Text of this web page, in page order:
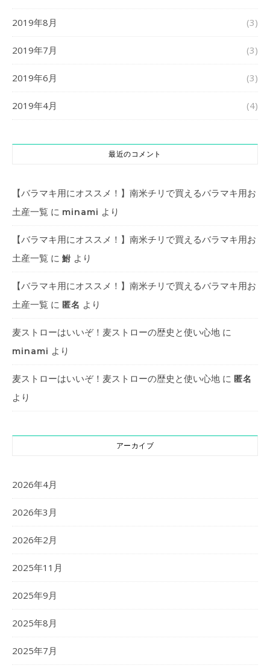
2019年8月 (3)
2019年7月 (3)
2019年6月 (3)
2019年4月 (4)
最近のコメント
【バラマキ用にオススメ！】南米チリで買えるバラマキ用お
土産一覧 に minami より
【バラマキ用にオススメ！】南米チリで買えるバラマキ用お
土産一覧 に 鮒 より
【バラマキ用にオススメ！】南米チリで買えるバラマキ用お
土産一覧 に 匿名 より
麦ストローはいいぞ！麦ストローの歴史と使い心地 に
minami より
麦ストローはいいぞ！麦ストローの歴史と使い心地 に 匿名
より
アーカイブ
2026年4月
2026年3月
2026年2月
2025年11月
2025年9月
2025年8月
2025年7月